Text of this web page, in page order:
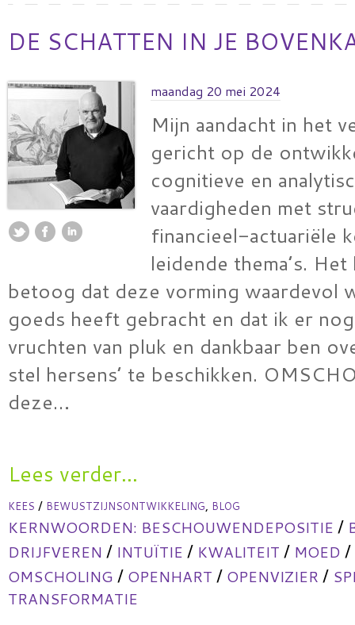
DE SCHATTEN IN JE
maandag 20 mei 2024
Mijn aandacht in het
gericht op de
cognitieve en
vaardigheden met
financieel-actuariële
leidende thema’s.
betoog dat deze vorming waardevol
goeds heeft gebracht en dat ik er
vruchten van pluk en dankbaar ben
stel hersens’ te beschikken.
deze…
Lees verder...
KEES / BEWUSTZIJNSONTWIKKELING, BLOG
KERNWOORDEN: BESCHOUWENDEPOSITIE /
DRIJFVEREN / INTUÏTIE / KWALITEIT / MOED /
OMSCHOLING / OPENHART / OPENVIZIER /
TRANSFORMATIE